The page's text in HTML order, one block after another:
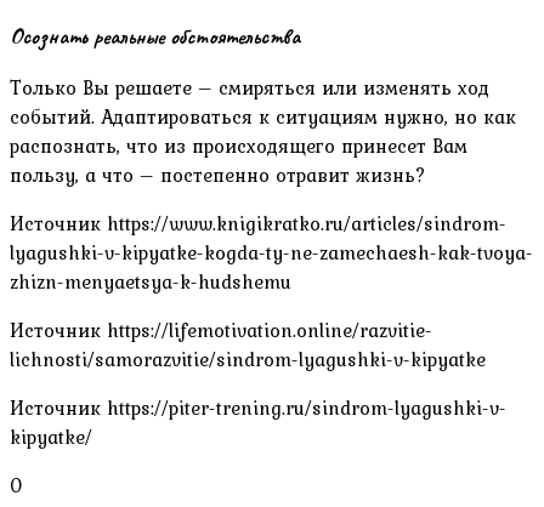
Осознать реальные обстоятельства
Только Вы решаете – смиряться или изменять ход
событий. Адаптироваться к ситуациям нужно, но как
распознать, что из происходящего принесет Вам
пользу, а что – постепенно отравит жизнь?
Источник https://www.knigikratko.ru/articles/sindrom-
lyagushki-v-kipyatke-kogda-ty-ne-zamechaesh-kak-tvoya-
zhizn-menyaetsya-k-hudshemu
Источник https://lifemotivation.online/razvitie-
lichnosti/samorazvitie/sindrom-lyagushki-v-kipyatke
Источник https://piter-trening.ru/sindrom-lyagushki-v-
kipyatke/
0